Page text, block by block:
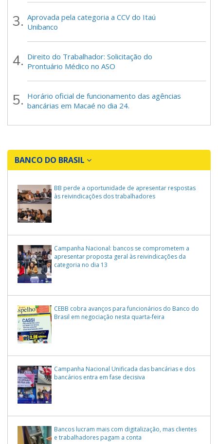
Aprovada pela categoria a CCV do Itaú
Unibanco
Direito do Trabalhador: Solicitação do
Prontuário Médico no ASO
Horário oficial de funcionamento das agências
bancárias em Macaé no dia 24.
BANCO DO BRASIL
BB perde a oportunidade de apresentar respostas
às reivindicações dos trabalhadores
Campanha Nacional: bancos se comprometem a
apresentar proposta geral às reivindicações da
categoria no dia 13
CEBB cobra avanços para funcionários do Banco do
Brasil em negociação nesta quarta-feira
Campanha Nacional Unificada das bancárias e dos
bancários entra em fase decisiva
Bancos lucram mais com digitalização, mas clientes
e trabalhadores pagam a conta